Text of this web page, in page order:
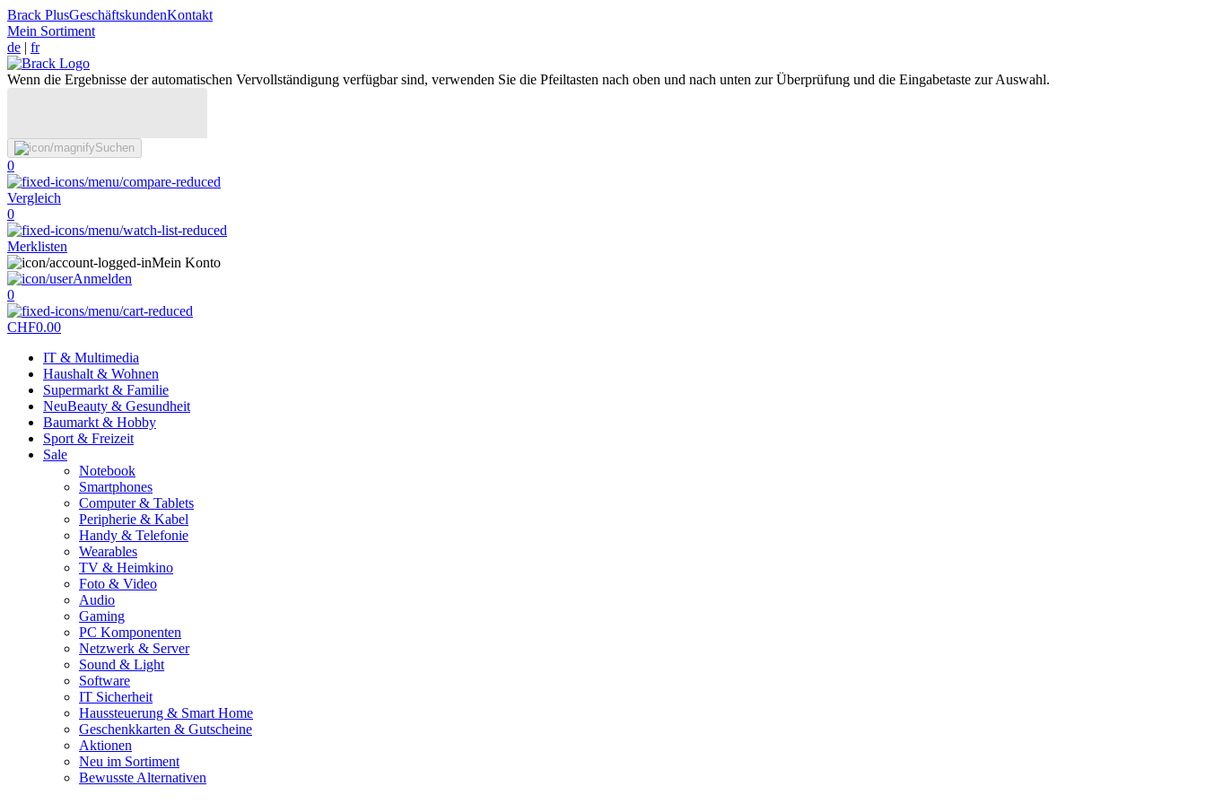
Brack PlusGeschäftskundenKontakt
Mein Sortiment
de | fr
Wenn die Ergebnisse der automatischen Vervollständigung verfügbar sind, verwenden Sie die Pfeiltasten nach oben und nach unten zur Überprüfung und die Eingabetaste zur Auswahl.
Suchen
0
Vergleich
0
Merklisten
Mein Konto
Anmelden
0
CHF0.00
IT & Multimedia
Haushalt & Wohnen
Supermarkt & Familie
NeuBeauty & Gesundheit
Baumarkt & Hobby
Sport & Freizeit
Sale
Notebook
Smartphones
Computer & Tablets
Peripherie & Kabel
Handy & Telefonie
Wearables
TV & Heimkino
Foto & Video
Audio
Gaming
PC Komponenten
Netzwerk & Server
Sound & Light
Software
IT Sicherheit
Haussteuerung & Smart Home
Geschenkkarten & Gutscheine
Aktionen
Neu im Sortiment
Bewusste Alternativen